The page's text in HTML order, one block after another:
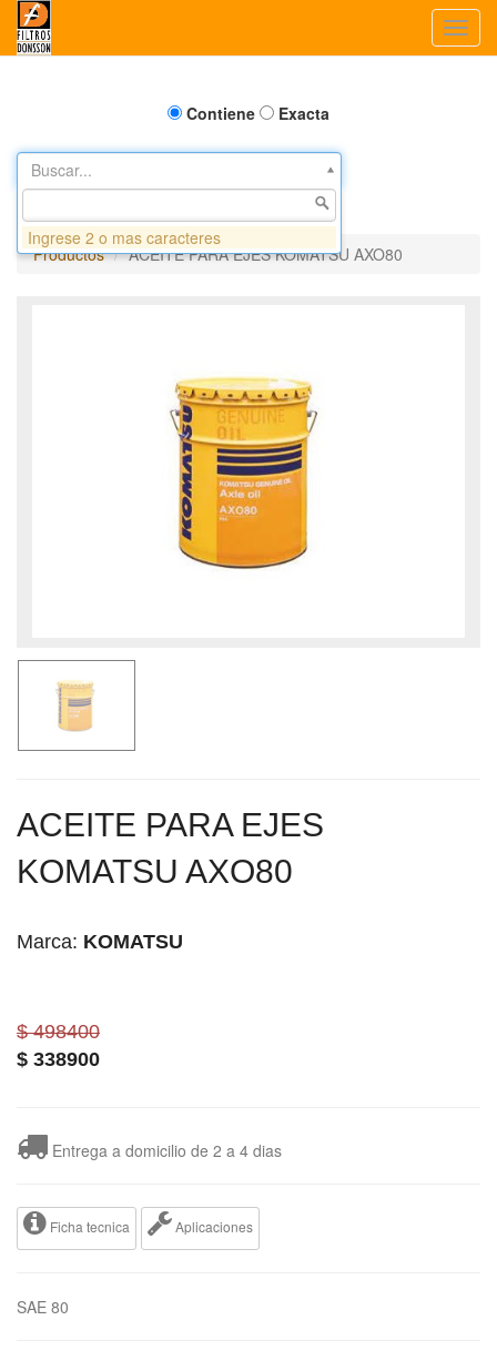
Contiene Exacta
Buscar...
Productos ACEITE PARA EJES KOMATSU AXO80
ACEITE PARA EJES
KOMATSU AXO80
Marca: KOMATSU
$ 498400
$ 338900
Entrega a domicilio de 2 a 4 dias
Ficha tecnica Aplicaciones
SAE 80
Ingrese 2 o mas caracteres